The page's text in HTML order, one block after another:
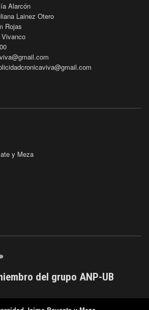
Alarcón
Lainez Otero
Rojas
y Meza
del grupo ANP-UB